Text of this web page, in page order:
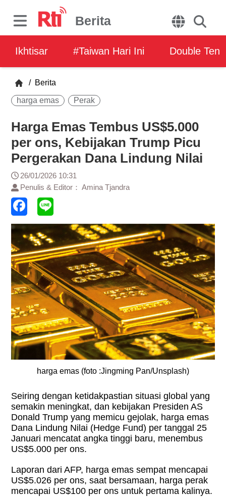
Berita
Ikhtisar #Taiwan Hari Ini Double Ten
/ Berita
harga emas Perak
Harga Emas Tembus US$5.000
per ons, Kebijakan Trump Picu
Pergerakan Dana Lindung Nilai
26/01/2026 10:31
Penulis & Editor： Amina Tjandra
harga emas (foto :Jingming Pan/Unsplash)
Seiring dengan ketidakpastian situasi global yang
semakin meningkat, dan kebijakan Presiden AS
Donald Trump yang memicu gejolak, harga emas
Dana Lindung Nilai (Hedge Fund) per tanggal 25
Januari mencatat angka tinggi baru, menembus
US$5.000 per ons.
Laporan dari AFP, harga emas sempat mencapai
US$5.026 per ons, saat bersamaan, harga perak
mencapai US$100 per ons untuk pertama kalinya.